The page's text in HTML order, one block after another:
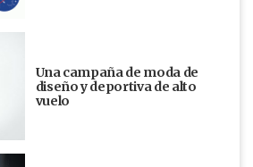
Una campaña de moda de
diseño y deportiva de alto
vuelo